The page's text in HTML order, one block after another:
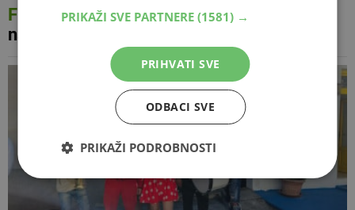
FOTO
Avenija i Centar 2 večeras igraju za
najbolju ekipu Mostara
PRIKAŽI SVE PARTNERE (1581) →
PRIHVATI SVE
ODBACI SVE
PRIKAŽI PODROBNOSTI